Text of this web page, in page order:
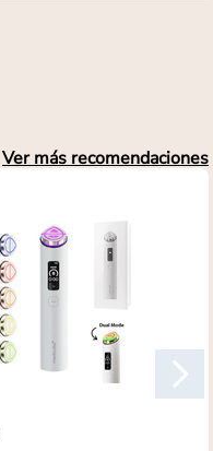
Ver más recomendaciones